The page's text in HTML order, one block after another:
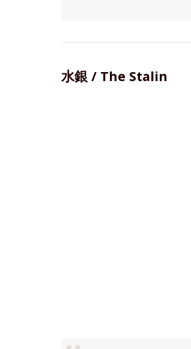
水銀 / The Stalin